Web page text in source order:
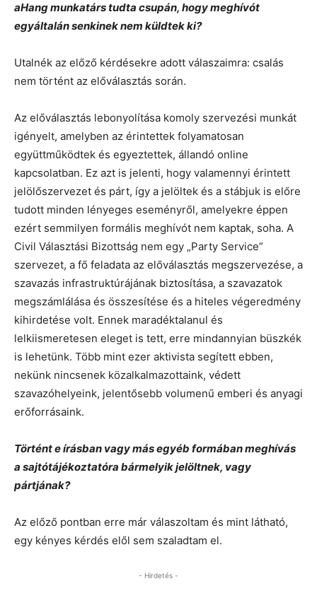
aHang munkatárs tudta csupán, hogy meghívót
egyáltalán senkinek nem küldtek ki?
Utalnék az előző kérdésekre adott válaszaimra: csalás
nem történt az előválasztás során.
Az előválasztás lebonyolítása komoly szervezési munkát
igényelt, amelyben az érintettek folyamatosan
együttműködtek és egyeztettek, állandó online
kapcsolatban. Ez azt is jelenti, hogy valamennyi érintett
jelölőszervezet és párt, így a jelöltek és a stábjuk is előre
tudott minden lényeges eseményről, amelyekre éppen
ezért semmilyen formális meghívót nem kaptak, soha. A
Civil Választási Bizottság nem egy „Party Service”
szervezet, a fő feladata az előválasztás megszervezése, a
szavazás infrastruktúrájának biztosítása, a szavazatok
megszámlálása és összesítése és a hiteles végeredmény
kihirdetése volt. Ennek maradéktalanul és
lelkiismeretesen eleget is tett, erre mindannyian büszkék
is lehetünk. Több mint ezer aktivista segített ebben,
nekünk nincsenek közalkalmazottaink, védett
szavazóhelyeink, jelentősebb volumenű emberi és anyagi
erőforrásaink.
Történt e írásban vagy más egyéb formában meghívás
a sajtótájékoztatóra bármelyik jelöltnek, vagy
pártjának?
Az előző pontban erre már válaszoltam és mint látható,
egy kényes kérdés elől sem szaladtam el.
- Hirdetés -